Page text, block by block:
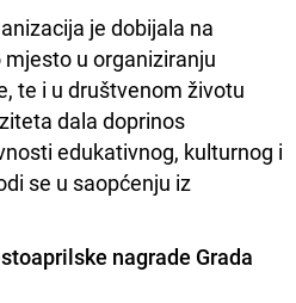
je dobijala na
u organiziranju
te i u društvenom životu
dala doprinos
edukativnog, kulturnog i
se u saopćenju iz
nagrade Grada